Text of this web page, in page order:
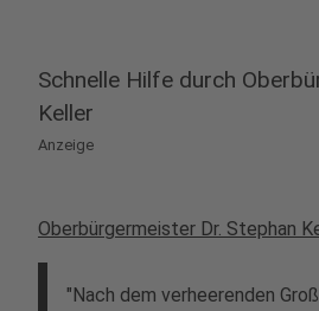
Schnelle Hilfe durch
Keller
Anzeige
Oberbürgermeister Dr. Stephan
"Nach dem verheerenden